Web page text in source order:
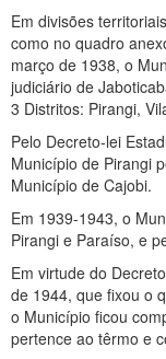
Em divisões
como no quadro
março de 1938, o
judiciário de
3 Distritos: Pirangi,
Pelo Decreto-lei
Município de Pirangi
Município de Cajobi.
Em 1939-1943, o
Pirangi e Paraíso, e
Em virtude do
de 1944, que fixou o
o Município ficou
pertence ao têrmo e